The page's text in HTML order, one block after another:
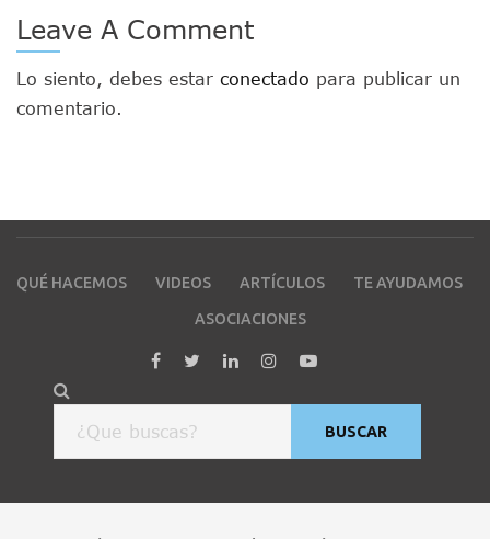
Leave A Comment
Lo siento, debes estar conectado para publicar un
comentario.
QUÉ HACEMOS VIDEOS ARTÍCULOS TE AYUDAMOS
ASOCIACIONES
BUSCAR